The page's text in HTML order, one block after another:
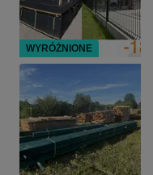
WYRÓŻNIONE